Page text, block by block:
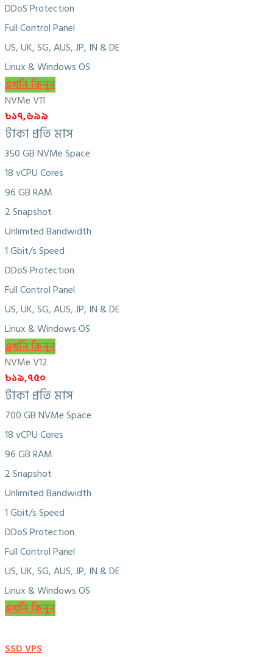
DDoS Protection
Full Control Panel
US, UK, SG, AUS, JP, IN & DE
Linux & Windows OS
এখনি কিনুন
NVMe V11
৳১৭,৬৯৯
টাকা প্রতি মাস
350 GB NVMe Space
18 vCPU Cores
96 GB RAM
2 Snapshot
Unlimited Bandwidth
1 Gbit/s Speed
DDoS Protection
Full Control Panel
US, UK, SG, AUS, JP, IN & DE
Linux & Windows OS
এখনি কিনুন
NVMe V12
৳১৯,৭৫০
টাকা প্রতি মাস
700 GB NVMe Space
18 vCPU Cores
96 GB RAM
2 Snapshot
Unlimited Bandwidth
1 Gbit/s Speed
DDoS Protection
Full Control Panel
US, UK, SG, AUS, JP, IN & DE
Linux & Windows OS
এখনি কিনুন
SSD VPS